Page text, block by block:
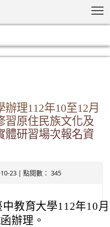
理112年10至12月
習原住民族文化及
體研習場次報名資
23 | 點閱數： 345
教育大學112年10
辦理。